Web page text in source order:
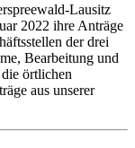
Lausitz
2022 ihre Anträge
der drei
Bearbeitung und
örtlichen
aus unserer